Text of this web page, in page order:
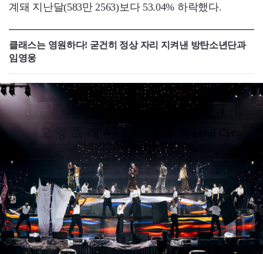
계돼 지난달(583만 2563)보다 53.04% 하락했다.
클래스는 영원하다! 굳건히 정상 자리 지켜낸 방탄소년단과
임영웅